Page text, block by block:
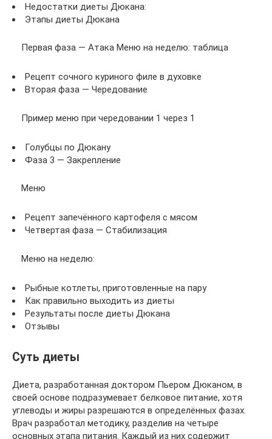
Недостатки диеты Дюкана:
Этапы диеты Дюкана
Первая фаза — Атака Меню на неделю: таблица
Рецепт сочного куриного филе в духовке
Вторая фаза — Чередование
Пример меню при чередовании 1 через 1
Голубцы по Дюкану
Фаза 3 — Закрепление
Меню
Рецепт запечённого картофеля с мясом
Четвертая фаза — Стабилизация
Меню на неделю:
Рыбные котлеты, приготовленные на пару
Как правильно выходить из диеты
Результаты после диеты Дюкана
Отзывы
Суть диеты
Диета, разработанная доктором Пьером Дюканом, в
своей основе подразумевает белковое питание, хотя
углеводы и жиры разрешаются в определённых фазах.
Врач разработал методику, разделив на четыре
основных этапа питания. Каждый из них содержит